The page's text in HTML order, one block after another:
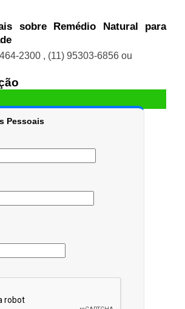
sobre Remédio Natural para
2300 , (11) 95303-6856 ou
Pessoais